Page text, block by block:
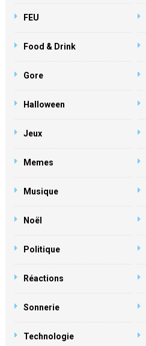
FEU
Food & Drink
Gore
Halloween
Jeux
Memes
Musique
Noël
Politique
Réactions
Sonnerie
Technologie